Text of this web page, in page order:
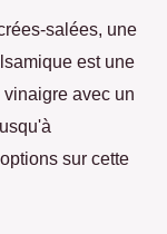
salées, une
est une
avec un
sur cette